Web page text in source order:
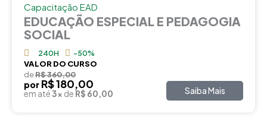
Capacitação EAD
EDUCAÇÃO ESPECIAL E PEDAGOGIA
SOCIAL
240H -50%
VALOR DO CURSO
deR$ 360,00
por R$ 180,00
em até3x de R$ 60,00 Saiba Mais